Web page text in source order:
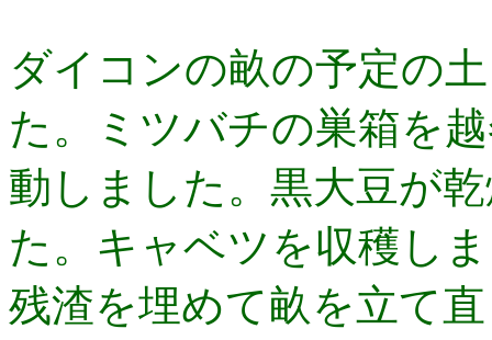
ダイコンの畝の予定の
た。ミツバチの巣箱を
動しました。黒大豆が
た。キャベツを収穫し
残渣を埋めて畝を立て